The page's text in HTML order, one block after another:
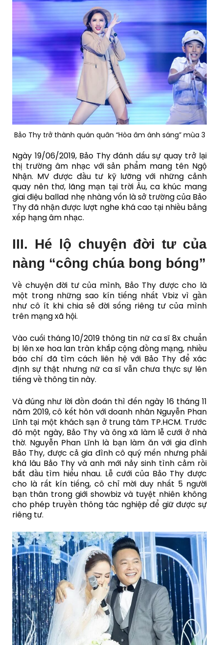
Bảo Thy trở thành quán quân “Hòa âm ánh sáng” mùa 3
Ngày 19/06/2019, Bảo Thy đánh dấu sự quay trở lại
thị trường âm nhạc với sản phẩm mang tên Ngộ
Nhận. MV được đầu tư kỹ lưỡng với những cảnh
quay nên thơ, lãng mạn tại trời Âu, ca khúc mang
giai điệu ballad nhẹ nhàng vốn là sở trường của Bảo
Thy đã nhận được lượt nghe khá cao tại nhiều bảng
xếp hạng âm nhạc.
III. Hé lộ chuyện đời tư của
nàng “công chúa bong bóng”
Về chuyện đời tư của mình, Bảo Thy được cho là
một trong những sao kín tiếng nhất Vbiz vì gần
như cô ít khi chia sẻ đời sống riêng tư của mình
trên mạng xã hội.
Vào cuối tháng 10/2019 thông tin nữ ca sĩ 8x chuẩn
bị lên xe hoa lan tràn khắp cộng đồng mạng, nhiều
báo chí đã tìm cách liên hệ với Bảo Thy để xác
định sự thật nhưng nữ ca sĩ vẫn chưa thực sự lên
tiếng về thông tin này.
Và đúng như lời đồn đoán thì đến ngày 16 tháng 11
năm 2019, cô kết hôn với doanh nhân Nguyễn Phan
Lĩnh tại một khách sạn ở trung tâm TP.HCM. Trước
đó một ngày, Bảo Thy và ông xã làm lễ cưới ở nhà
thờ. Nguyễn Phan Lĩnh là bạn làm ăn với gia đình
Bảo Thy, được cả gia đình cô quý mến nhưng phải
khá lâu Bảo Thy và anh mới nảy sinh tình cảm rồi
bắt đầu tìm hiểu nhau. Lễ cưới của Bảo Thy được
cho là rất kín tiếng, cô chỉ mời duy nhất 5 người
bạn thân trong giới showbiz và tuyệt nhiên không
cho phép truyền thông tác nghiệp để giữ được sự
riêng tư.